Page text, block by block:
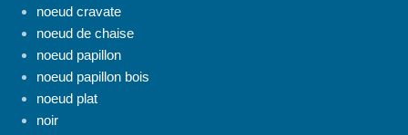
noeud cravate
noeud de chaise
noeud papillon
noeud papillon bois
noeud plat
noir